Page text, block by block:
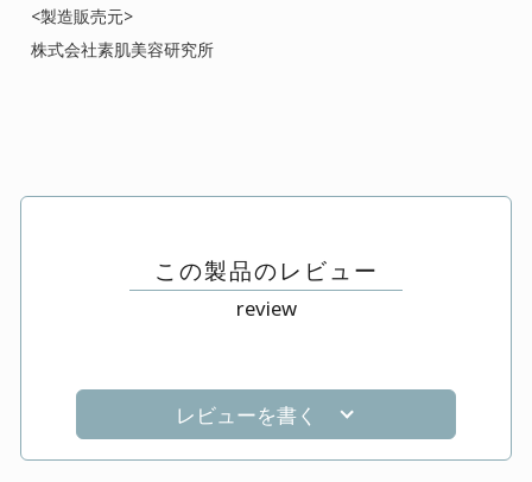
0120-820-110
<製造販売元>
株式会社素肌美容研究所
この製品のレビュー
review
レビューを書く